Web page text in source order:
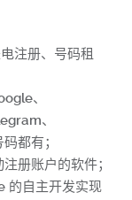
注册、号码租
、
、
都有；
册账户的软件；
的自主开发实现